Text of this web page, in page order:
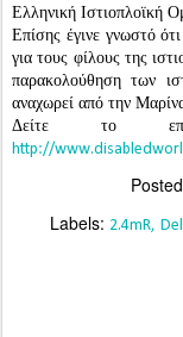
Ελληνική Ιστιοπλοϊκή
Επίσης έγινε γνωστό
για τους φίλους της
παρακολούθηση των
αναχωρεί από την
Δείτε το
http://
Posted
Labels: 2.4mR